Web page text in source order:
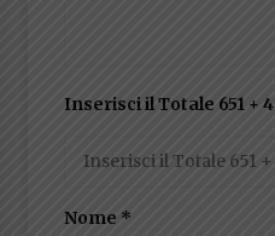
Inserisci il Totale 651 + 4
Nome *